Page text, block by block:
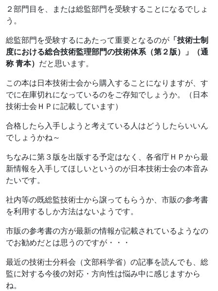
２部門目を、または総監部門を受験することになるでしょ
う。
総監部門を受験するにあたって重要となるのが 「技術士制
度における総合技術監理部門の技術体系（第２版）」（通
称 青本） だと思います。
この本は日本技術士会から購入することになりますが、す
でに在庫切れになっているのをご存知でしょうか。（日本
技術士会ＨＰに記載しています）
合格したら入手しようと考えている人はどうしたらいいん
でしょうかね～
ちなみに第３版を出版する予定はなく、各省庁ＨＰから最
新情報を入手してほしいというのが日本技術士会の本音み
たいです。
社内等の既総監技術士から譲ってもらうか、市販の参考書
を利用するしか方法はないようです。
市販の参考書の方が最新の情報が記載されているようなの
でお勧めだとは思うのですが・・・
最近の技術士分科会（文部科学省）の記事を読んでも、総
監に対する今後の対応・方向性は悩み中に感じますから
ね。